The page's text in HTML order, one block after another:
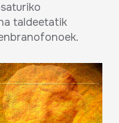
taldeetatik